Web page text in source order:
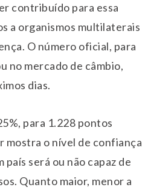
contribuído para essa
a organismos multilaterais
O número oficial, para
no mercado de câmbio,
dias.
para 1.228 pontos
mostra o nível de confiança
país será ou não capaz de
Quanto maior, menor a